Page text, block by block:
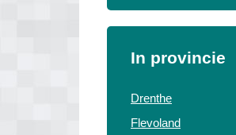
In provincie
Drenthe
Flevoland